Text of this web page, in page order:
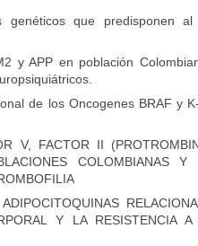
que predisponen al
y APP en población
de los Oncogenes BRAF y
V, FACTOR II
COLOMBIANAS Y
Y LA RESISTENCIA A